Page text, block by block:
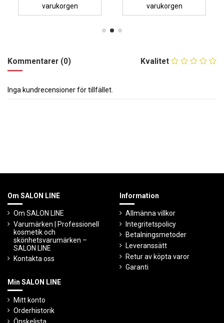
varukorgen
varukorgen
Kvalitet
Kommentarer (0)
Inga kundrecensioner för tillfället.
Om SALON LINE
Om SALON LINE
Varumärken | Professionell
kosmetik och
skönhetsvarumärken –
SALON LINE
Kontakta oss
Information
Allmänna villkor
Integritetspolicy
Betalningsmetoder
Leveranssätt
Retur av köpta varor
Garanti
Min SALON LINE
Mitt konto
Orderhistorik